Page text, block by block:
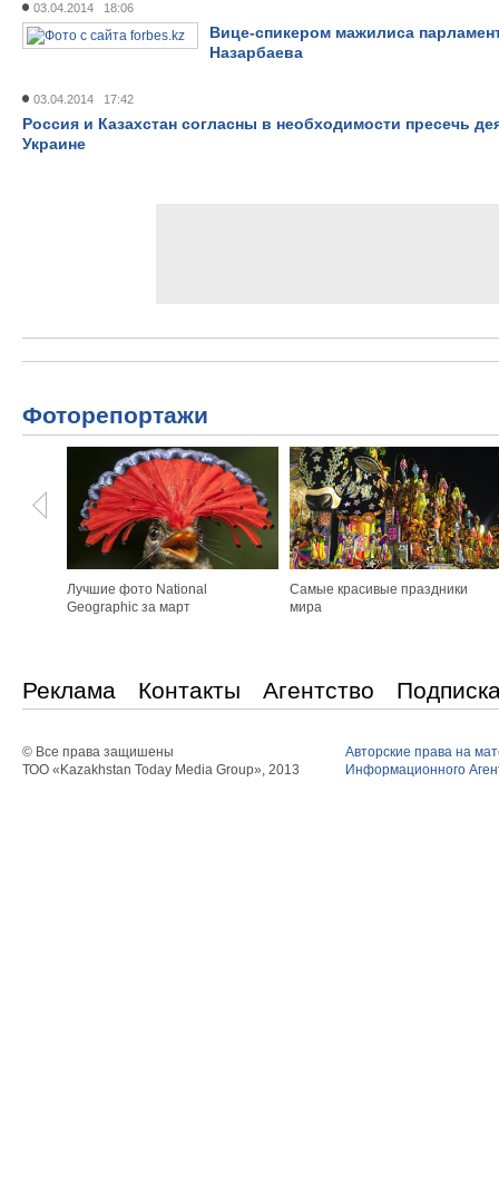
03.04.2014 18:06
Вице-спикером мажилиса
Назарбаева
03.04.2014 17:42
Россия и Казахстан согласны в необходимости пресечь
Украине
Фоторепортажи
Лучшие фото National
Geographic за март
Самые красивые праздники
мира
Реклама Контакты Агентство
© Все права защишены
ТОО «Kazakhstan Today Media Group», 2013
Авторские права на
Информационного